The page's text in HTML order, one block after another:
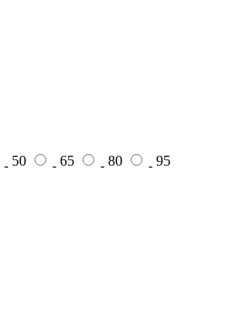
50 65 80 95